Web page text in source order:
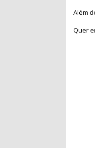
Além
Quer